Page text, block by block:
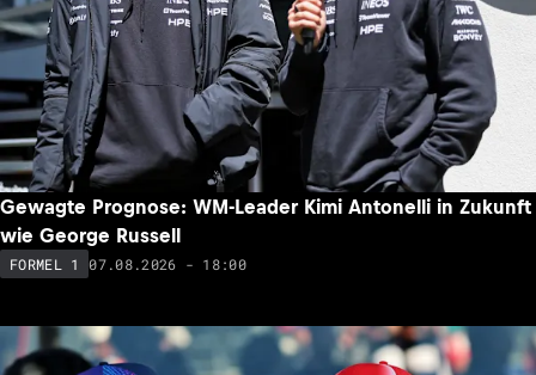
Gewagte Prognose: WM-Leader Kimi Antonelli in Zukunft
wie George Russell
FORMEL 1 07.08.2026 - 18:00